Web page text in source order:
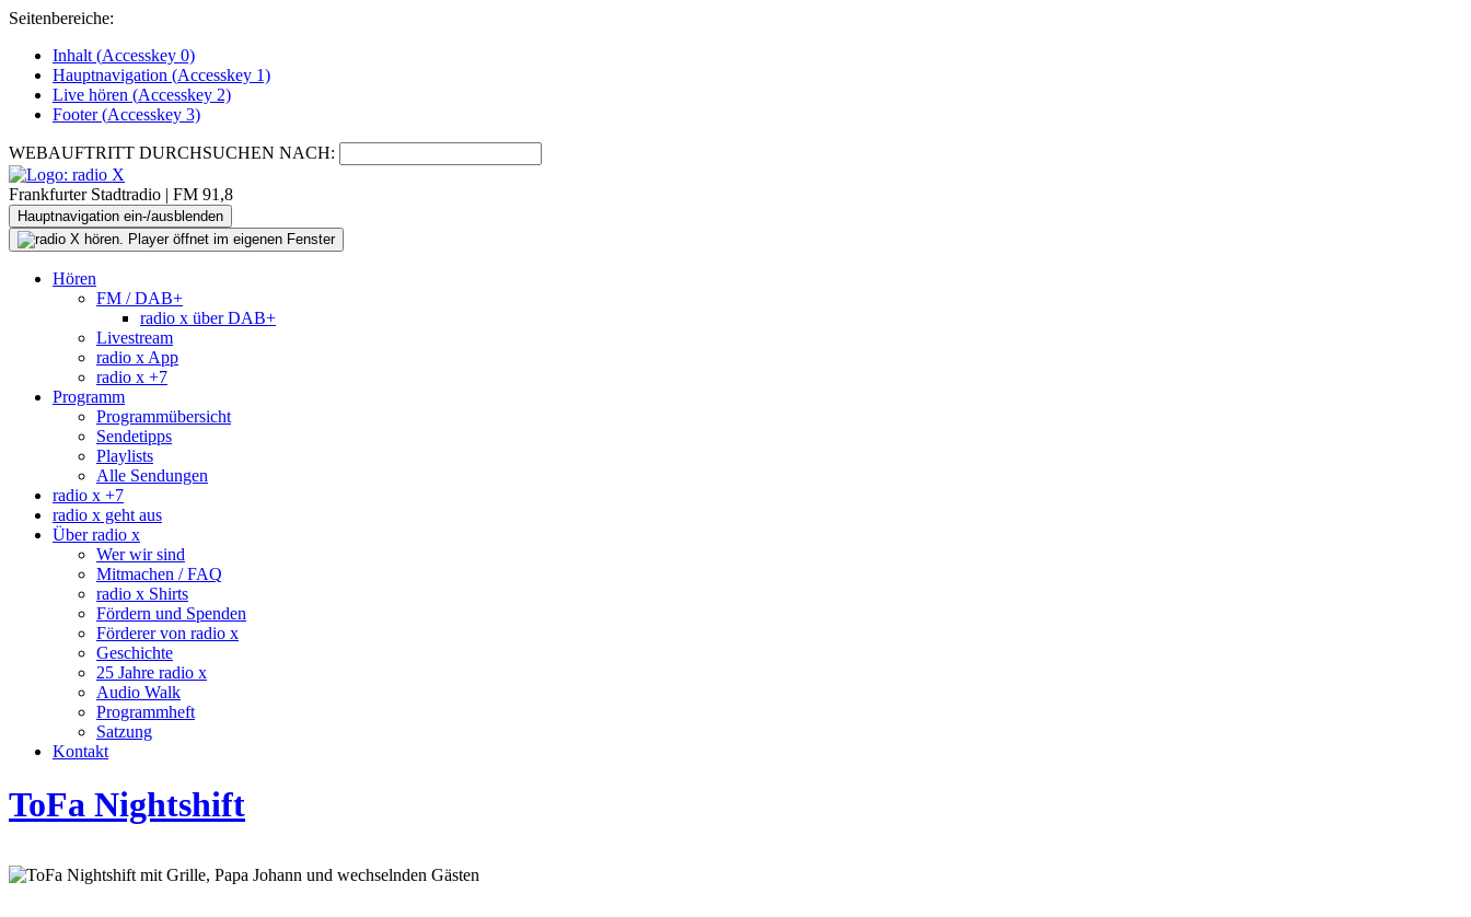
Seitenbereiche:
Inhalt (Accesskey 0)
Hauptnavigation (Accesskey 1)
Live hören (Accesskey 2)
Footer(Accesskey 3)
WEBAUFTRITT DURCHSUCHEN NACH:
Frankfurter Stadtradio | FM 91,8
Hauptnavigation ein-/ausblenden
Hören
FM / DAB+
radio x über DAB+
Livestream
radio x App
radio x +7
Programm
Programmübersicht
Sendetipps
Playlists
Alle Sendungen
radio x +7
radio x geht aus
Über radio x
Wer wir sind
Mitmachen / FAQ
radio x Shirts
Fördern und Spenden
Förderer von radio x
Geschichte
25 Jahre radio x
Audio Walk
Programmheft
Satzung
Kontakt
ToFa Nightshift